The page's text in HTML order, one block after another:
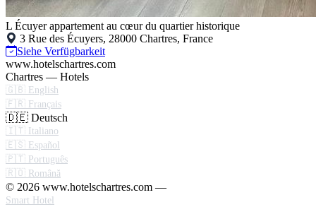
L Écuyer appartement au cœur du quartier historique
3 Rue des Écuyers, 28000 Chartres, France
Siehe Verfügbarkeit
www.hotelschartres.com
Chartres — Hotels
🇬🇧 English
🇫🇷 Français
🇩🇪 Deutsch
🇮🇹 Italiano
🇪🇸 Español
🇵🇹 Português
🇷🇴 Română
© 2026 www.hotelschartres.com —
Smart Hotel